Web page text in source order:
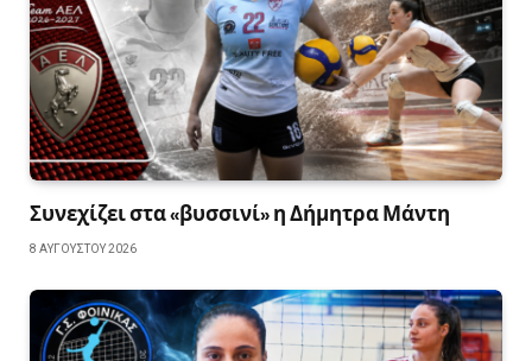
Συνεχίζει στα «βυσσινί» η Δήμητρα Μάντη
8 ΑΥΓΟΎΣΤΟΥ 2026